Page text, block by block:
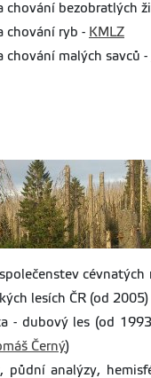
bezobratlých
chování ryb - KMLZ
malých savců -
lesích ČR (od 2005)
- dubový les (od
Černý)
půdní analýzy,